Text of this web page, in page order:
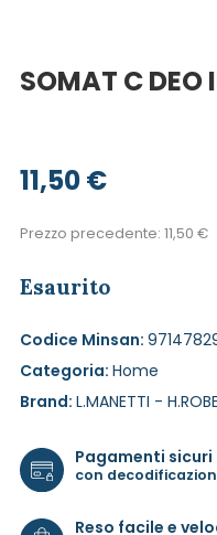
SOMAT C DEO
11,50€
Prezzo precedente: 11,50 €
Esaurito
Codice Minsan:
Categoria: Home
Brand: L.MANETTI -
Pagamenti sicuri
con
Reso facile e